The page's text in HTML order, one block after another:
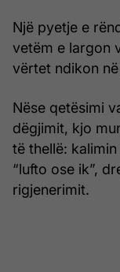
Një pyetje e
vetëm e largon
vërtet ndikon
Nëse qetësimi
dëgjimit, kjo
të thellë:
“lufto ose ik”,
rigjenerimit.